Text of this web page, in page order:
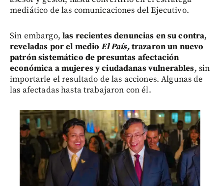
mediático de las comunicaciones del Ejecutivo.
Sin embargo, las recientes denuncias en su contra,
reveladas por el medioEl País,trazaron un nuevo
patrón sistemático de presuntas afectación
económica a mujeres y ciudadanas vulnerables, sin
importarle el resultado de las acciones. Algunas de
las afectadas hasta trabajaron con él.